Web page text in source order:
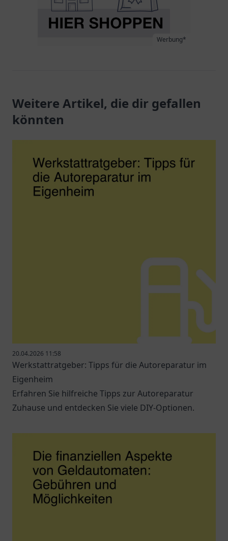
Werbung*
Weitere Artikel, die dir gefallen
könnten
20.04.2026 11:58
Werkstattratgeber: Tipps für die Autoreparatur im
Eigenheim
Erfahren Sie hilfreiche Tipps zur Autoreparatur
Zuhause und entdecken Sie viele DIY-Optionen.